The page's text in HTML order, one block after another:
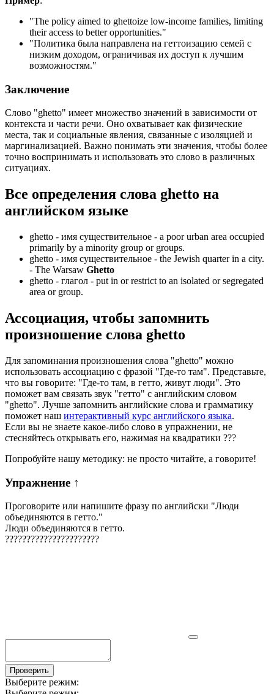
"The policy aimed to ghettoize low-income families, limiting
their access to better opportunities."
"Политика была направлена на геттоизацию семей с
низким доходом, ограничивая их доступ к лучшим
возможностям."
Заключение
Слово "ghetto" имеет множество значений в зависимости от
контекста и части речи. Оно охватывает как физические
места, так и социальные явления, связанные с изоляцией и
маргинализацией. Важно понимать эти значения, чтобы более
точно воспринимать и использовать это слово в различных
ситуациях.
Все определения слова ghetto на
английском языке
ghetto - имя существительное - a poor urban area occupied
primarily by a minority group or groups.
ghetto - имя существительное - the Jewish quarter in a city.
- The Warsaw Ghetto
ghetto - глагол - put in or restrict to an isolated or segregated
area or group.
Ассоциация, чтобы запомнить
произношение слова ghetto
Для запоминания произношения слова "ghetto" можно
использовать ассоциацию с фразой "Где-то там". Представьте,
что вы говорите: "Где-то там, в гетто, живут люди". Это
поможет вам связать звук "гетто" с английским словом
"ghetto". Лучше запомнить английские слова и грамматику
поможет наш интерактивный курс английского языка.
Если вы не знаете какое-либо слово в упражнении, не
стесняйтесь открывать его, нажимая на квадратики ???
Попробуйте нашу методику: не просто читайте, а говорите!
Упражнение ↑
Проговорите или напишите фразу по английски "Люди
объединяются в гетто."
Люди объединяются в гетто.
??????????????????????
Проверить
Выберите режим: